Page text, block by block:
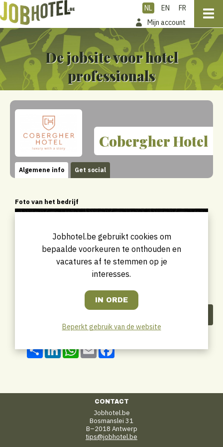
NL EN
FR
Mijn account
De jobsite voor hotel
professionals
Cobergher Hotel
Algemene info Get social
Foto van het bedrijf
CONTACT
Jobhotel.be
Bosmanslei 31
B–2018 Antwerp
tips@jobhotel.be
Jobhotel.be gebruikt cookies om
bepaalde voorkeuren te onthouden en
vacatures af te stemmen op je
interesses.
Beperkt gebruik van de website